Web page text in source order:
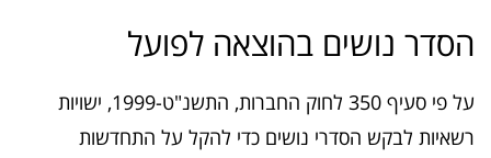
הסדר נושים בהוצאה לפועל
על פי סעיף 350 לחוק החברות, התשנ"ט-1999, ישויות
רשאיות לבקש הסדרי נושים כדי להקל על התחדשות